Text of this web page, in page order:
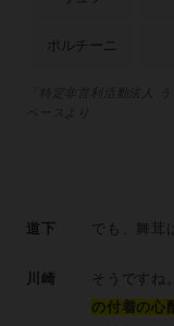
ポルチーニ
道下 でも、舞茸
川崎 そうですね。
の付着の心